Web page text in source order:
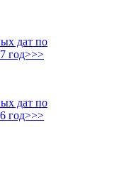
дат по
год>>>
дат по
год>>>